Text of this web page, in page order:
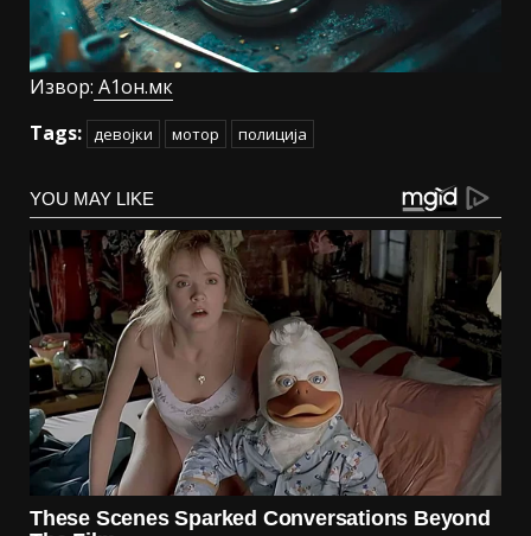
Извор: А1он.мк
Tags: девојки мотор полиција